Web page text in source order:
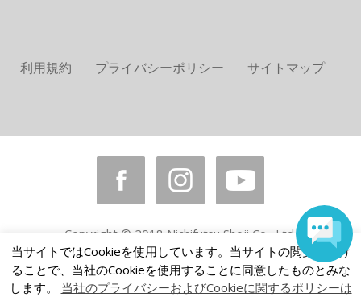
利用規約 プライバシーポリシー サイトマップ
Copyright © 2018 Nichifutsu Shoji Co., Ltd.
All rights reserved.
当サイトではCookieを使用しています。当サイトの閲覧を続け
ることで、当社のCookieを使用することに同意したものとみな
します。 当社のプライバシーおよびCookieに関するポリシーは